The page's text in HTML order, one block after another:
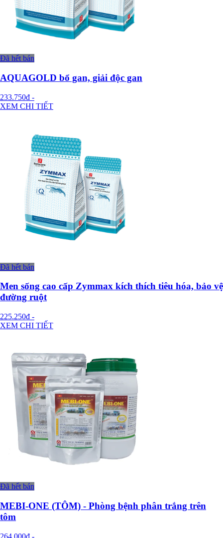
Đã hết bán
AQUAGOLD bổ gan, giải độc gan
233.750đ -
XEM CHI TIẾT
Đã hết bán
Men sống cao cấp Zymmax kích thích tiêu hóa, bảo vệ
đường ruột
225.250đ -
XEM CHI TIẾT
Đã hết bán
MEBI-ONE (TÔM) - Phòng bệnh phân trắng trên
tôm
264.000đ -